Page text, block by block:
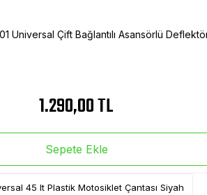
Universal Çift Bağlantılı Asansörlü
1.290,00 TL
Sepete Ekle